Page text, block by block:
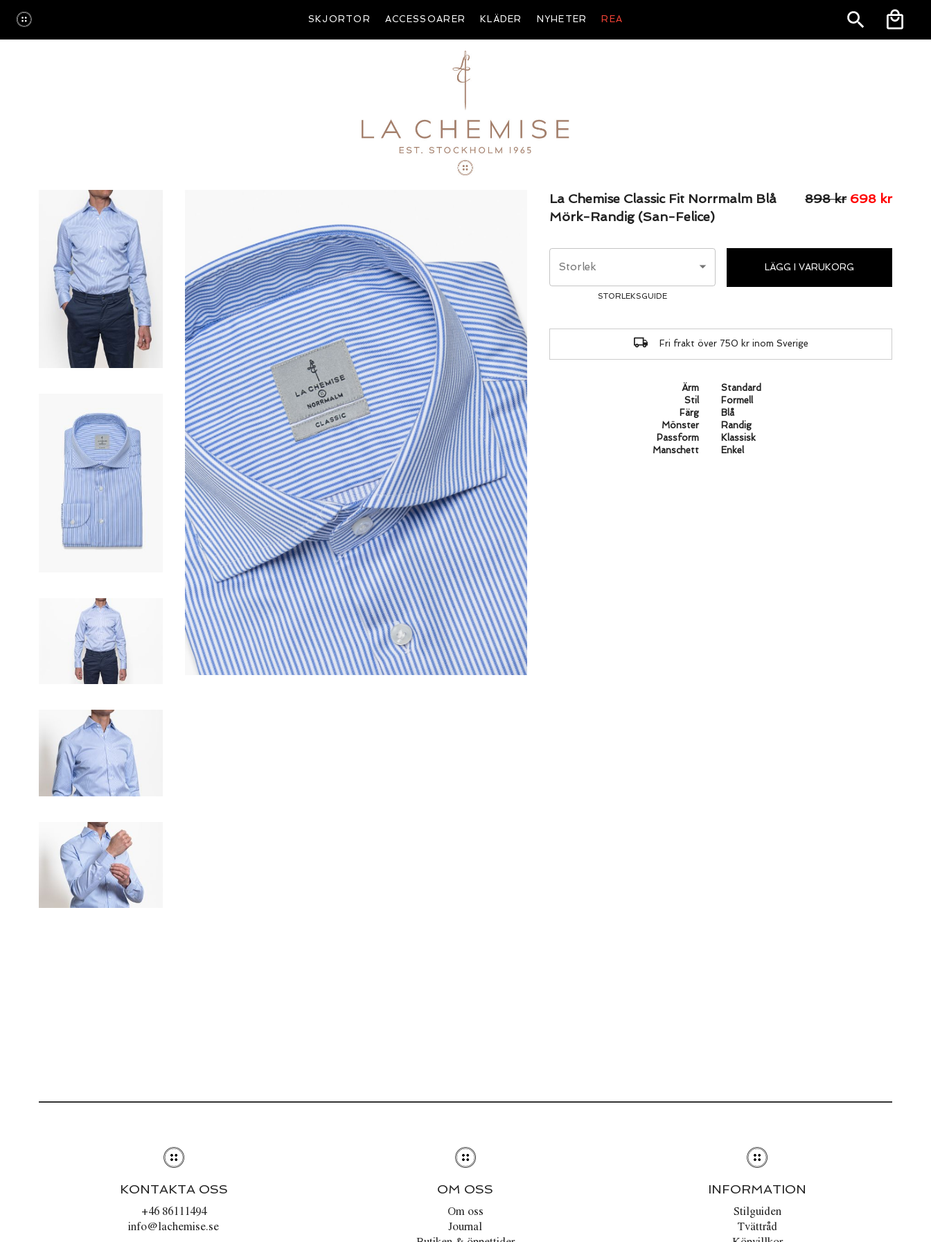
SKJORTOR ACCESSOARER KLÄDER NYHETER REA
La Chemise Classic Fit Norrmalm Blå
Mörk-Randig (San-Felice)
898kr 698kr
Storlek
STORLEKSGUIDE
LÄGG I VARUKORG
Fri frakt över 750 kr inom Sverige
Ärm
Standard
Stil
Formell
Färg
Blå
Mönster
Randig
Passform
Klassisk
Manschett
Enkel
KONTAKTA OSS
+46 86111494
info@lachemise.se
OM OSS
Om oss
Journal
INFORMATION
Stilguiden
Tvättråd